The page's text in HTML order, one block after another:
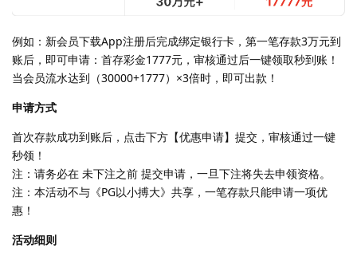
例如：新会员下载App注册后完成绑定银行卡，第一笔存款3万元到
账后，即可申请：首存彩金1777元，审核通过后一键领取秒到账！
当会员流水达到（30000+1777）×3倍时，即可出款！
申请方式
首次存款成功到账后，点击下方【优惠申请】提交，审核通过一键
秒领！
注：请务必在 未下注之前 提交申请，一旦下注将失去申领资格。
注：本活动不与《PG以小搏大》共享，一笔存款只能申请一项优
惠！
活动细则